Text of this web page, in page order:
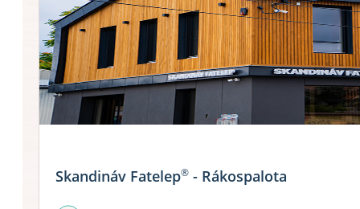
Skandináv Fatelep® - Rákospalota